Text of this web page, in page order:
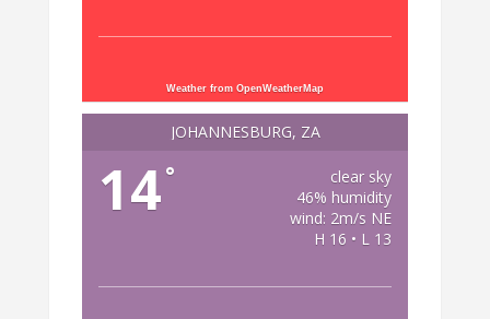
Weather from OpenWeatherMap
JOHANNESBURG, ZA
14°
clear sky
46% humidity
wind: 2m/s NE
H 16 • L 13